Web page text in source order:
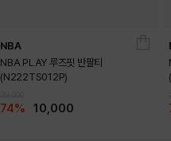
NBA
NBA PLAY 루즈핏 반팔티
(N222TS012P)
74% 10,000